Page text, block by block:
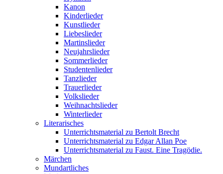
Kanon
Kinderlieder
Kunstlieder
Liebeslieder
Martinslieder
Neujahrslieder
Sommerlieder
Studentenlieder
Tanzlieder
Trauerlieder
Volkslieder
Weihnachtslieder
Winterlieder
Literarisches
Unterrichtsmaterial zu Bertolt Brecht
Unterrichtsmaterial zu Edgar Allan Poe
Unterrichtsmaterial zu Faust. Eine Tragödie.
Märchen
Mundartliches